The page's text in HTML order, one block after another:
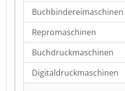
Buchbindereimaschinen
Repromaschinen
Buchdruckmaschinen
Digitaldruckmaschinen